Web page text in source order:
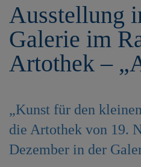
p
Ausstellung
Galerie im
Artothek –
„Kunst für den
die Artothek von 19.
Dezember in der